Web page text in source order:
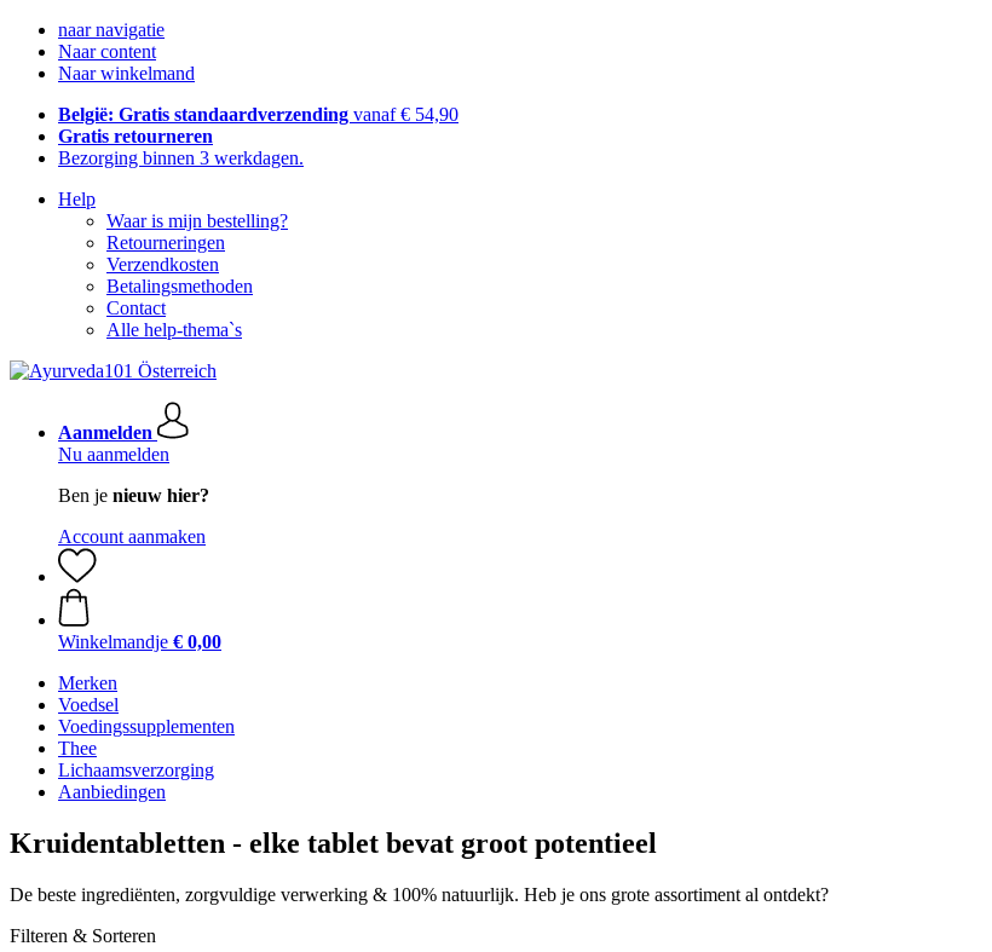
naar navigatie
Naar content
Naar winkelmand
België: Gratis standaardverzending vanaf € 54,90
Gratis retourneren
Bezorging binnen 3 werkdagen.
Help
Waar is mijn bestelling?
Retourneringen
Verzendkosten
Betalingsmethoden
Contact
Alle help-thema`s
Aanmelden
Nu aanmelden
Ben je nieuw hier?
Account aanmaken
Winkelmandje € 0,00
Merken
Voedsel
Voedingssupplementen
Thee
Lichaamsverzorging
Aanbiedingen
Kruidentabletten - elke tablet bevat groot potentieel
De beste ingrediënten, zorgvuldige verwerking & 100% natuurlijk. Heb je ons grote assortiment al ontdekt?
Filteren & Sorteren